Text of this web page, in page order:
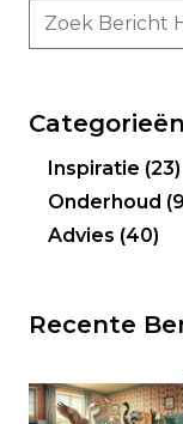
Categorieën
Inspiratie (23)
Onderhoud
Advies (40)
Recente